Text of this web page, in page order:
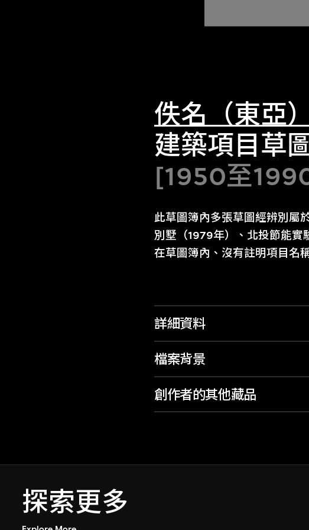
佚名（東亞）
建築項目草
[1950至
此草圖簿內多張草圖經辨別屬
別墅（1979年）、北投節能
在草圖簿內、沒有註明項目名
詳細資料
檔案背景
創作者的其他藏品
探索更多